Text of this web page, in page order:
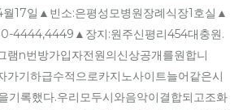
월17일▲빈소:은평성모병원장례식장1호실▲
4444,4449▲장지:원주신평리454대충원.
램n번방가입자전원의신상공개를원합니
가기하급수적으로카지노사이트늘어같은시
기록했다.우리모두시와음악이결합되고조화